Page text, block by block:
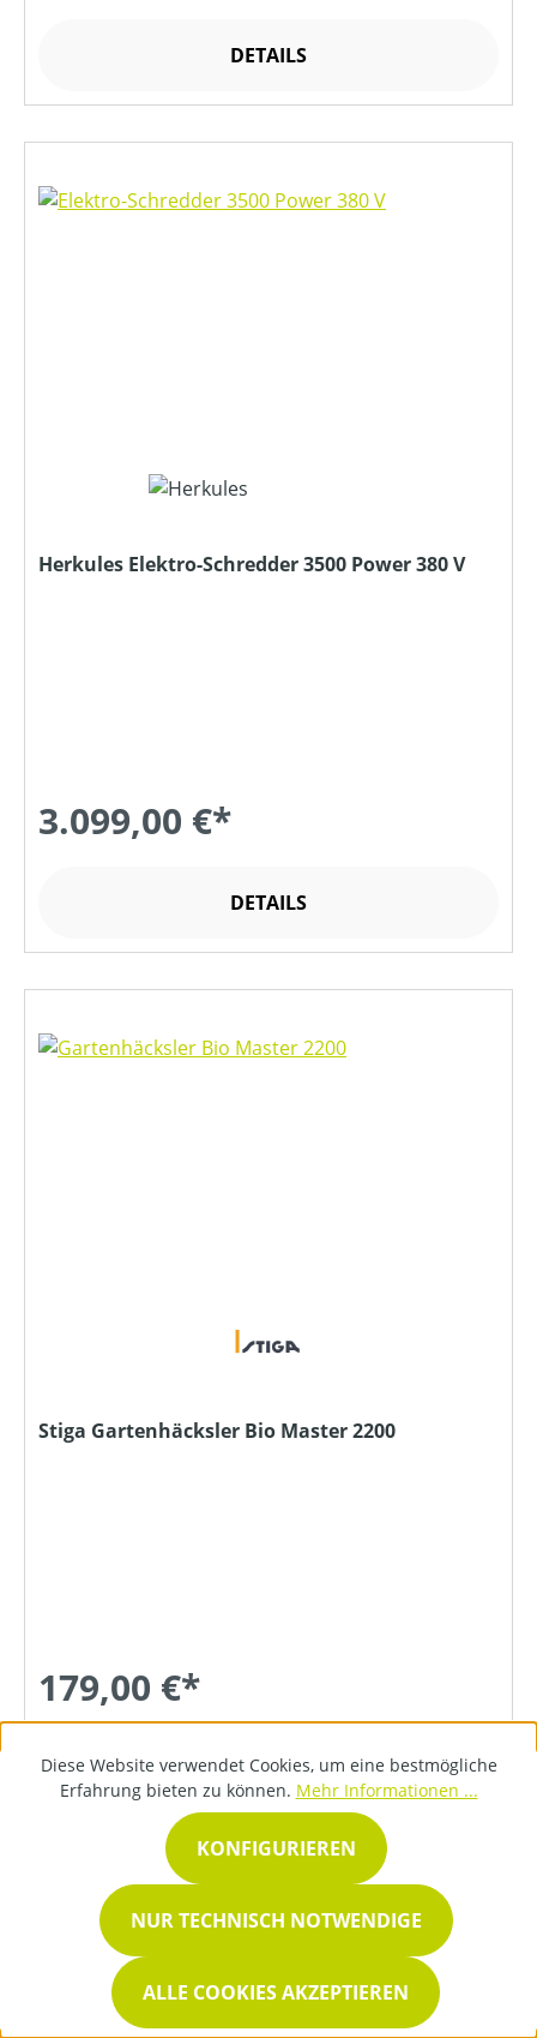
DETAILS
Herkules Elektro-Schredder 3500 Power 380 V
3.099,00 €*
DETAILS
Stiga Gartenhäcksler Bio Master 2200
179,00 €*
DETAILS
Diese Website verwendet Cookies, um eine bestmögliche
Erfahrung bieten zu können. Mehr Informationen ...
NUR TECHNISCH NOTWENDIGE
KONFIGURIEREN
ALLE COOKIES AKZEPTIEREN